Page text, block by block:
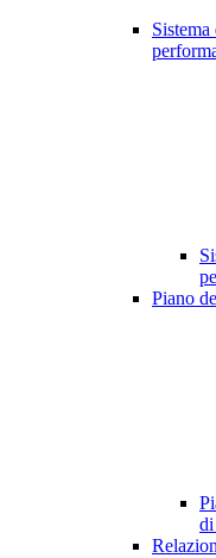
Piano
di